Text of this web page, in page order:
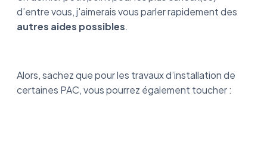
d’entre vous, j'aimerais vous parler rapidement des
autres aides possibles.
Alors, sachez que pour les travaux d’installation de
certaines PAC, vous pourrez également toucher :